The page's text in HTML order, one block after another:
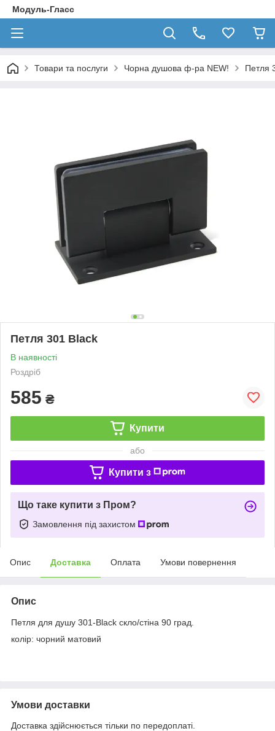
Модуль-Гласс
Товари та послуги Чорна душова ф-ра NEW! Петля
Петля 301 Black
В наявності
Роздріб
585 ₴
Купити
або
Купити з
Що таке купити з Пром?
Замовлення під захистом
Опис Доставка Оплата Умови повернення
Опис
Петля для душу 301-Black скло/стіна 90 град.
колір: чорний матовий
Умови доставки
Доставка здійснюється тільки по передоплаті.